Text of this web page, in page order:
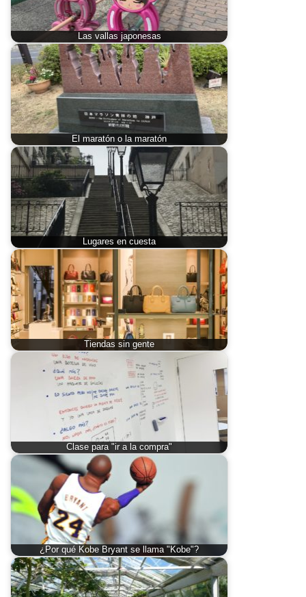
Las vallas japonesas
El maratón o la maratón
Lugares en cuesta
Tiendas sin gente
Clase para "ir a la compra"
¿Por qué Kobe Bryant se llama "Kobe"?